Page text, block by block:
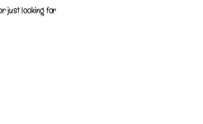
just looking for